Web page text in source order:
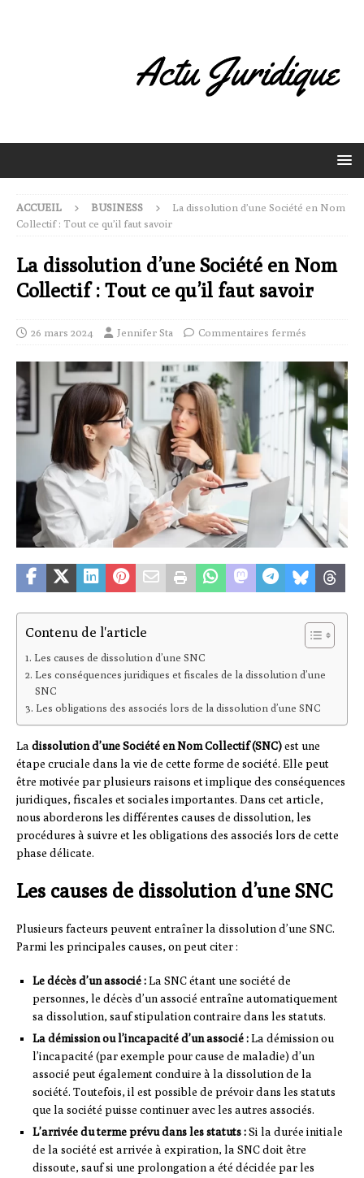
ACCUEIL BUSINESS
La dissolution d’une Société en Nom
Collectif : Tout ce qu’il faut savoir
La dissolution d’une Société en Nom
Collectif : Tout ce qu’il faut savoir
26 mars 2024 Jennifer Sta Commentaires fermés
Contenu de l'article
Les causes de dissolution d’une SNC
Les conséquences juridiques et fiscales de la dissolution d’une
SNC
Les obligations des associés lors de la dissolution d’une SNC
La dissolution d’une Société en Nom Collectif (SNC)est une
étape cruciale dans la vie de cette forme de société. Elle peut
être motivée par plusieurs raisons et implique des conséquences
juridiques, fiscales et sociales importantes. Dans cet article,
nous aborderons les différentes causes de dissolution, les
procédures à suivre et les obligations des associés lors de cette
phase délicate.
Les causes de dissolution d’une SNC
Plusieurs facteurs peuvent entraîner la dissolution d’une SNC.
Parmi les principales causes, on peut citer :
Le décès d’un associé :La SNC étant une société de
personnes, le décès d’un associé entraîne automatiquement
sa dissolution, sauf stipulation contraire dans les statuts.
La démission ou l’incapacité d’un associé :La démission ou
l’incapacité (par exemple pour cause de maladie) d’un
associé peut également conduire à la dissolution de la
société. Toutefois, il est possible de prévoir dans les statuts
que la société puisse continuer avec les autres associés.
L’arrivée du terme prévu dans les statuts :Si la durée initiale
de la société est arrivée à expiration, la SNC doit être
dissoute, sauf si une prolongation a été décidée par les